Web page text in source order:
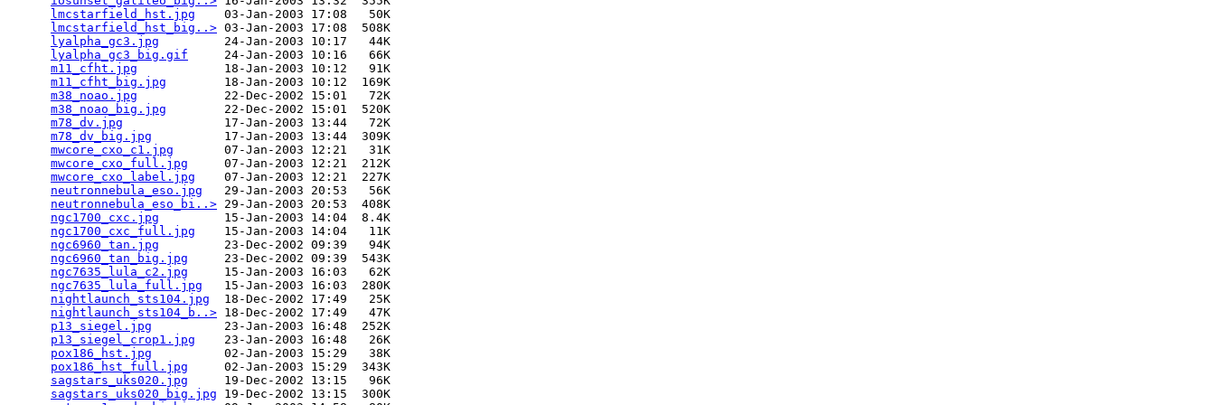
lmcstarfield_hst.jpg
    03-Jan-2003 17:08   50K
lmcstarfield_hst_big..> 03-Jan-2003 17:08  508K
lyalpha_gc3.jpg
         24-Jan-2003 10:17   44K
lyalpha_gc3_big.gif
     24-Jan-2003 10:16   66K
m11_cfht.jpg
            18-Jan-2003 10:12   91K
m11_cfht_big.jpg
        18-Jan-2003 10:12  169K
m38_noao.jpg
            22-Dec-2002 15:01   72K
m38_noao_big.jpg
        22-Dec-2002 15:01  520K
m78_dv.jpg
              17-Jan-2003 13:44   72K
m78_dv_big.jpg
          17-Jan-2003 13:44  309K
mwcore_cxo_c1.jpg
       07-Jan-2003 12:21   31K
mwcore_cxo_full.jpg
     07-Jan-2003 12:21  212K
mwcore_cxo_label.jpg
    07-Jan-2003 12:21  227K
neutronnebula_eso.jpg
   29-Jan-2003 20:53   56K
neutronnebula_eso_bi..> 29-Jan-2003 20:53  408K
ngc1700_cxc.jpg
         15-Jan-2003 14:04  8.4K
ngc1700_cxc_full.jpg
    15-Jan-2003 14:04   11K
ngc6960_tan.jpg
         23-Dec-2002 09:39   94K
ngc6960_tan_big.jpg
     23-Dec-2002 09:39  543K
ngc7635_lula_c2.jpg
     15-Jan-2003 16:03   62K
ngc7635_lula_full.jpg
   15-Jan-2003 16:03  280K
nightlaunch_sts104.jpg
  18-Dec-2002 17:49   25K
nightlaunch_sts104_b..> 18-Dec-2002 17:49   47K
p13_siegel.jpg
          23-Jan-2003 16:48  252K
p13_siegel_crop1.jpg
    23-Jan-2003 16:48   26K
pox186_hst.jpg
          02-Jan-2003 15:29   38K
pox186_hst_full.jpg
     02-Jan-2003 15:29  343K
sagstars_uks020.jpg
     19-Dec-2002 13:15   96K
sagstars_uks020_big.jpg 19-Dec-2002 13:15  300K